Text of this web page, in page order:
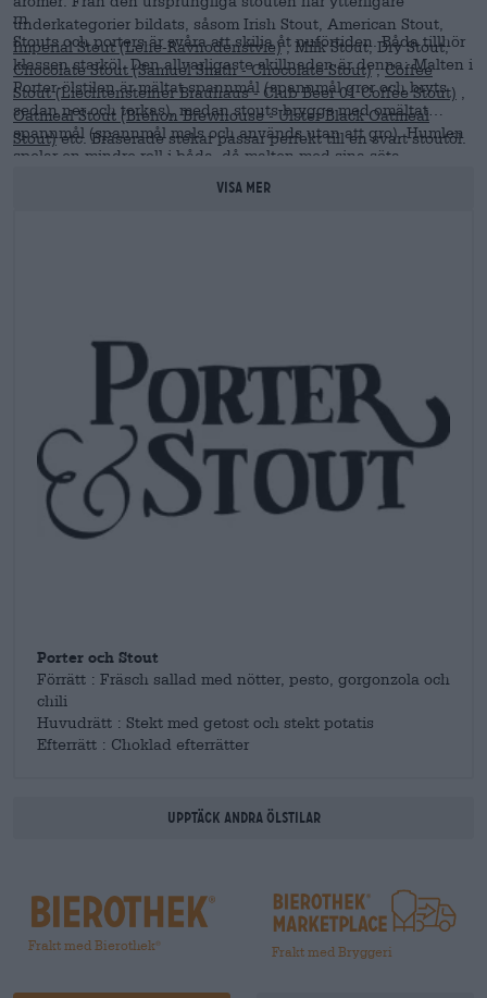
underkategorier bildats, såsom Irish Stout, American Stout,
Imperial Stout (Lehe-Ravnodenstvie), Milk Stout, Dry Stout,
Chocolate Stout (Samuel Smith - Chocolate Stout),Coffee
Stout (Liechtensteiner Brauhaus - Club Beer 01 Coffee Stout)
Oatmeal Stout (Brehon Brewhouse - Ulster Black Oatmeal
Stout)etc. Bräserade stekar passar perfekt till en svart stoutöl.
rn
Stouts och porters är svåra att skilja åt nuförtiden. Båda tillhör
klassen starköl. Den allvarligaste skillnaden är denna: Malten i
Porter-ölstilen är mältat spannmål (spannmål gror och bryts
sedan ner och torkas), medan stouts bryggs med omältat
spannmål (spannmål mals och används utan att gro). Humlen
spelar en mindre roll i båda, då malten med sina söta
karamelltoner står i förgrunden.VISA MER
Porter och Stout
Förrätt : Fräsch sallad med nötter, pesto, gorgonzola och
chili
Huvudrätt : Stekt med getost och stekt potatis
Efterrätt : Choklad efterrätter
Upptäck andra ölstilar
Frakt med Bierothek®
Frakt med Bryggeri